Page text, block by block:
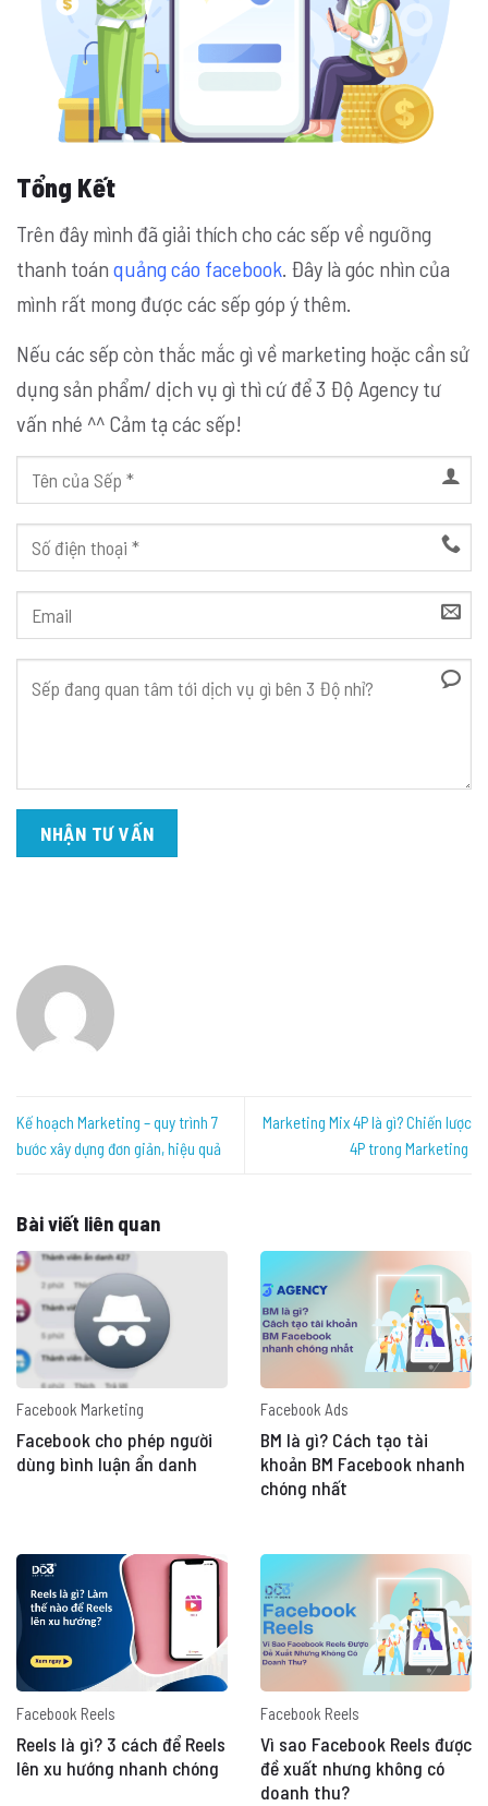
Tổng Kết
Trên đây mình đã giải thích cho các sếp về ngưỡng
thanh toán quảng cáo facebook. Đây là góc nhìn của
mình rất mong được các sếp góp ý thêm.
Nếu các sếp còn thắc mắc gì về marketing hoặc cần sử
dụng sản phẩm/ dịch vụ gì thì cứ để 3 Độ Agency tư
vấn nhé ^^ Cảm tạ các sếp!
Kế hoạch Marketing – quy trình 7
bước xây dựng đơn giản, hiệu quả
Marketing Mix 4P là gì? Chiến lược
4P trong Marketing
Bài viết liên quan
Facebook Marketing
Facebook cho phép người
dùng bình luận ẩn danh
Facebook Ads
BM là gì? Cách tạo tài
khoản BM Facebook nhanh
chóng nhất
Facebook Reels
Reels là gì? 3 cách để Reels
lên xu hướng nhanh chóng
Facebook Reels
Vì sao Facebook Reels được
đề xuất nhưng không có
doanh thu?